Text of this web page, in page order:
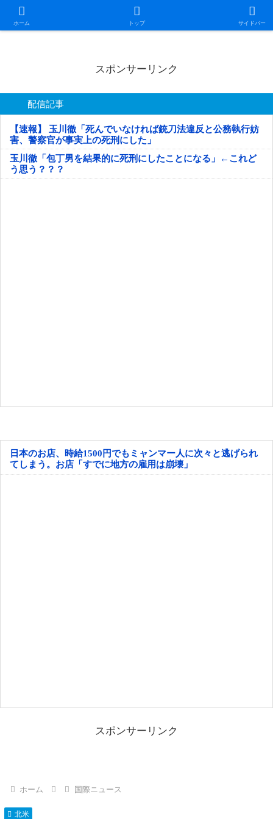
ホーム トップ サイドバー
日本第一！ニュース録
スポンサーリンク
配信記事
【速報】 玉川徹「死んでいなければ銃刀法違反と公務執行妨
害、警察官が事実上の死刑にした」
玉川徹「包丁男を結果的に死刑にしたことになる」←これど
う思う？？？
日本のお店、時給1500円でもミャンマー人に次々と逃げられ
てしまう。お店「すでに地方の雇用は崩壊」
スポンサーリンク
ホーム 国際ニュース
北米